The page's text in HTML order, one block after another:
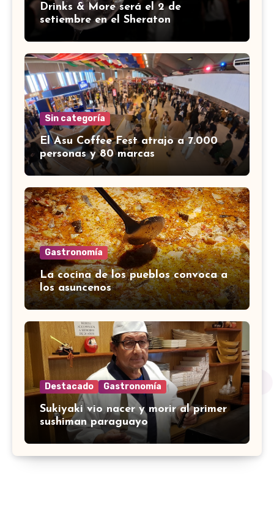
Drinks & More será el 2 de
setiembre en el Sheraton
Sin categoría
El Asu Coffee Fest atrajo a 7.000
personas y 80 marcas
Gastronomía
La cocina de los pueblos convoca a
los asuncenos
Destacado Gastronomía
Sukiyaki vio nacer y morir al primer
sushiman paraguayo